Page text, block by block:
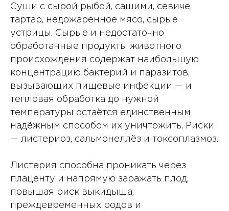
Суши с сырой рыбой, сашими, севиче,
тартар, недожаренное мясо, сырые
устрицы. Сырые и недостаточно
обработанные продукты животного
происхождения содержат наибольшую
концентрацию бактерий и паразитов,
вызывающих пищевые инфекции — и
тепловая обработка до нужной
температуры остаётся единственным
надёжным способом их уничтожить. Риски
— листериоз, сальмонеллёз и токсоплазмоз.
Листерия способна проникать через
плаценту и напрямую заражать плод,
повышая риск выкидыша,
преждевременных родов и